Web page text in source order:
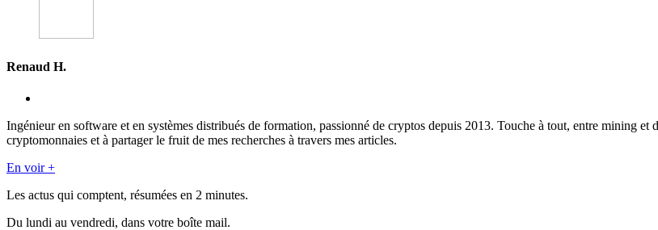
Renaud H.
Ingénieur en software et en systèmes distribués de formation, passionné de cryptos depuis 2013. Touche à tout, entre mining
cryptomonnaies et à partager le fruit de mes recherches à travers mes articles.
En voir +
Les actus qui comptent, résumées en 2 minutes.
Du lundi au vendredi, dans votre boîte mail.